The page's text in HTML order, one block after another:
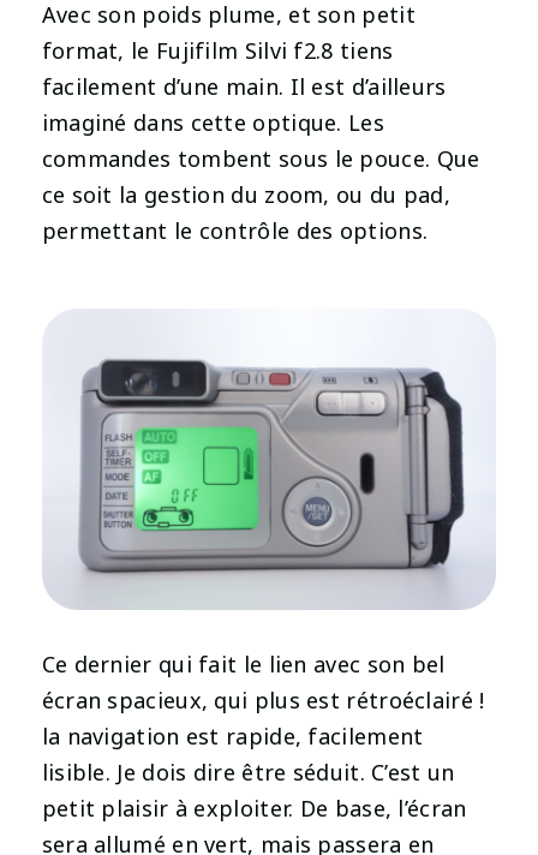
Avec son poids plume, et son petit
format, le Fujifilm Silvi f2.8 tiens
facilement d’une main. Il est d’ailleurs
imaginé dans cette optique. Les
commandes tombent sous le pouce. Que
ce soit la gestion du zoom, ou du pad,
permettant le contrôle des options.
Ce dernier qui fait le lien avec son bel
écran spacieux, qui plus est rétroéclairé !
la navigation est rapide, facilement
lisible. Je dois dire être séduit. C’est un
petit plaisir à exploiter. De base, l’écran
sera allumé en vert, mais passera en